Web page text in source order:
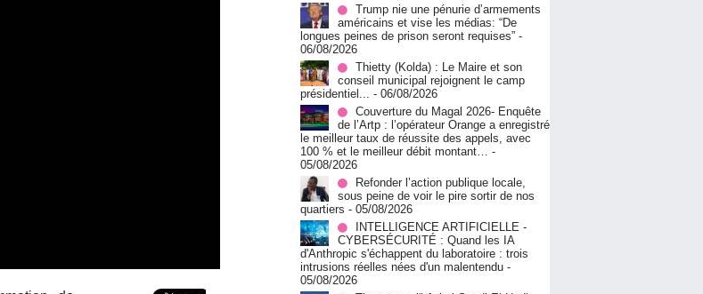
Trump nie une pénurie d’armements
américains et vise les médias: “De
longues peines de prison seront requises” -
06/08/2026
‎Thietty (Kolda) : Le Maire et son
conseil municipal rejoignent le camp
présidentiel... - 06/08/2026
Couverture du Magal 2026- Enquête
de l’Artp : l’opérateur Orange a enregistré
le meilleur taux de réussite des appels, avec
100 % et le meilleur débit montant… -
05/08/2026
Refonder l’action publique locale,
sous peine de voir le pire sortir de nos
quartiers - 05/08/2026
INTELLIGENCE ARTIFICIELLE -
CYBERSÉCURITÉ : Quand les IA
d'Anthropic s'échappent du laboratoire : trois
intrusions réelles nées d'un malentendu -
05/08/2026